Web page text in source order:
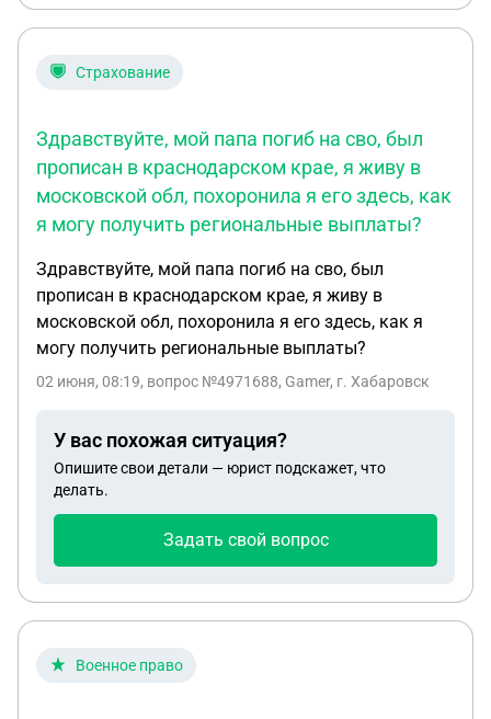
Страхование
Здравствуйте, мой папа погиб на сво, был
прописан в краснодарском крае, я живу в
московской обл, похоронила я его здесь, как
я могу получить региональные выплаты?
Здравствуйте, мой папа погиб на сво, был
прописан в краснодарском крае, я живу в
московской обл, похоронила я его здесь, как я
могу получить региональные выплаты?
02 июня, 08:19, вопрос №4971688, Gamer, г. Хабаровск
У вас похожая ситуация?
Опишите свои детали — юрист подскажет, что
делать.
Задать свой вопрос
Военное право